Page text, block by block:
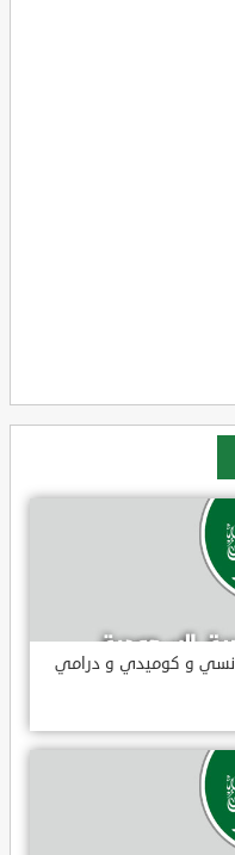
و كوميدي و درامي